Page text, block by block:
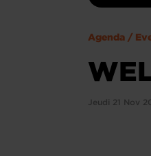
Agenda /
Jeudi 21 Nov